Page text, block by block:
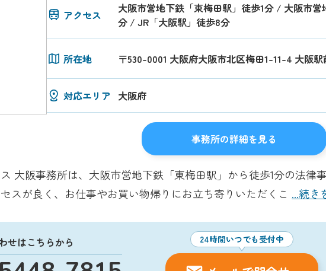
アクセス
大阪市営地下鉄「東梅田駅」徒歩1分 / 大阪市営
分 / JR「大阪駅」徒歩8分
所在地 〒530-0001 大阪府大阪市北区梅田1-11-4 大阪
対応エリア 大阪府
事務所の詳細を見る
大阪事務所は、大阪市営地下鉄「東梅田駅」から徒歩1分の法律
スが良く、お仕事やお買い物帰りにお立ち寄りいただくこ ...続き
せはこちらから 24時間いつでも受付中